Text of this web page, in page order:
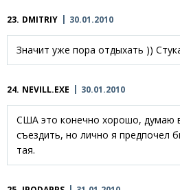
23. DMITRIY 30.01.2010
Значит уже пора отдыхать ))
24. NEVILL.EXE 30.01.2010
США это конечно хорошо, думаю
съездить, но лично я предпочел
тая.